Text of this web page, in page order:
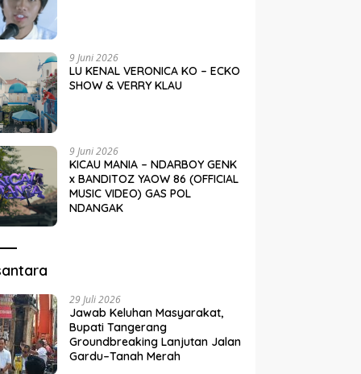
9 Juni 2026
LU KENAL VERONICA KO – ECKO
SHOW & VERRY KLAU
9 Juni 2026
KICAU MANIA – NDARBOY GENK
x BANDITOZ YAOW 86 (OFFICIAL
MUSIC VIDEO) GAS POL
NDANGAK
29 Juli 2026
Jawab Keluhan Masyarakat,
Bupati Tangerang
Groundbreaking Lanjutan Jalan
Gardu–Tanah Merah